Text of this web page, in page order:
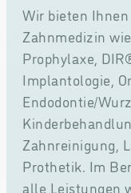
Wir bieten
Zahnmedizin
Prophylaxe,
Implantologie,
Endodontie/
Zahnreinigung,
Prothetik. Im
alle Leistungen